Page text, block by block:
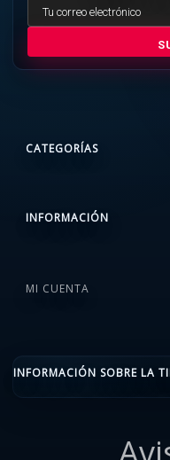
CATEGORÍAS
INFORMACIÓN
MI CUENTA
INFORMACIÓN SOBRE LA